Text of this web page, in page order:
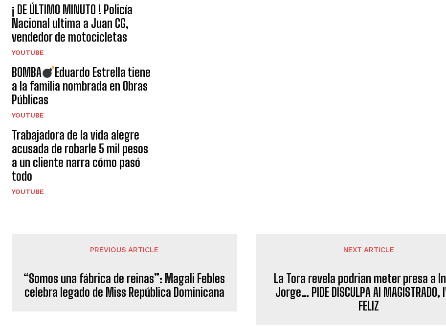
¡ DE ÚLTIMO MINUTO ! Policía
Nacional ultima a Juan CG,
vendedor de motocicletas
YOUTUBE
BOMBA
Eduardo Estrella tiene
a la familia nombrada en Obras
Públicas
YOUTUBE
Trabajadora de la vida alegre
acusada de robarle 5 mil pesos
a un cliente narra cómo pasó
todo
YOUTUBE
PREVIOUS ARTICLE
“Somos una fábrica de reinas”: Magali Febles
celebra legado de Miss República Dominicana
NEXT ARTICLE
La Tora revela podrian meter presa a
Jorge… PIDE DISCULPA Al MAGISTRADO,
FELIZ